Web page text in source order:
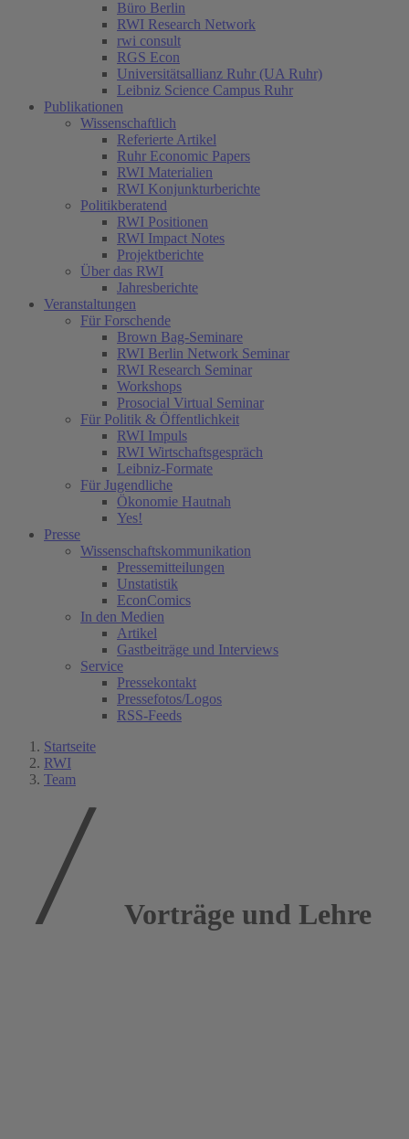
Büro Berlin
RWI Research Network
rwi consult
RGS Econ
Universitätsallianz Ruhr (UA Ruhr)
Leibniz Science Campus Ruhr
Publikationen
Wissenschaftlich
Referierte Artikel
Ruhr Economic Papers
RWI Materialien
RWI Konjunkturberichte
Politikberatend
RWI Positionen
RWI Impact Notes
Projektberichte
Über das RWI
Jahresberichte
Veranstaltungen
Für Forschende
Brown Bag-Seminare
RWI Berlin Network Seminar
RWI Research Seminar
Workshops
Prosocial Virtual Seminar
Für Politik & Öffentlichkeit
RWI Impuls
RWI Wirtschaftsgespräch
Leibniz-Formate
Für Jugendliche
Ökonomie Hautnah
Yes!
Presse
Wissenschaftskommunikation
Pressemitteilungen
Unstatistik
EconComics
In den Medien
Artikel
Gastbeiträge und Interviews
Service
Pressekontakt
Pressefotos/Logos
RSS-Feeds
Startseite
RWI
Team
Vorträge und Lehre